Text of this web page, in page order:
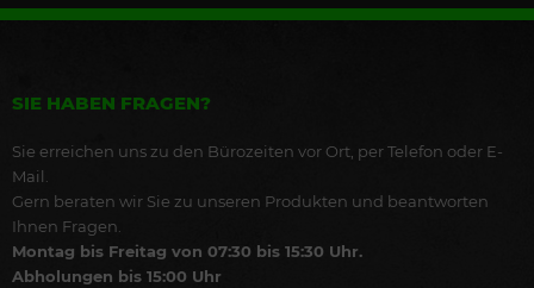
SIE HABEN FRAGEN?
Sie erreichen uns zu den Bürozeiten vor Ort, per Telefon oder E-
Mail.
Gern beraten wir Sie zu unseren Produkten und beantworten
Ihnen Fragen.
Montag bis Freitag von 07:30 bis 15:30 Uhr.
Abholungen bis 15:00 Uhr